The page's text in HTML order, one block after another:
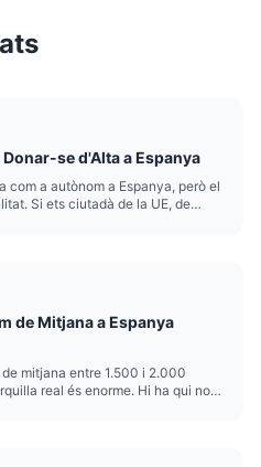
se d'Alta a Espanya
com a autònom a Espanya, però el
Si ets ciutadà de la UE, de
de Mitjana a Espanya
mitjana entre 1.500 i 2.000
real és enorme. Hi ha qui no